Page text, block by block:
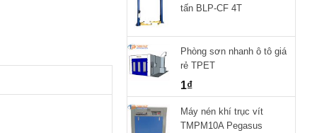
tấn BLP-CF 4T
Phòng sơn nhanh ô tô giá
rẻ TPET
1₫
Máy nén khí trục vít
TMPM10A Pegasus